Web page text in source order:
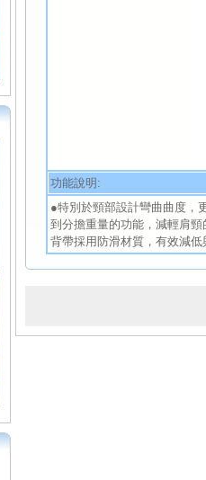
功能說明:
●特別於頸部設計彎曲曲度，
到分擔重量的功能，減輕肩
背帶採用防滑材質，有效減